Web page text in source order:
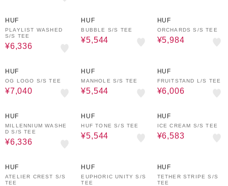
HUF
PLAYLIST WASHED
S/S TEE
¥6,336
HUF
BUBBLE S/S TEE
¥5,544
HUF
ORCHARDS S/S TEE
¥5,984
HUF
OG LOGO S/S TEE
¥7,040
HUF
MANHOLE S/S TEE
¥5,544
HUF
FRUITSTAND L/S TEE
¥6,006
HUF
MILLENNIUM WASHE
D S/S TEE
¥6,336
HUF
HUF TONE S/S TEE
¥5,544
HUF
ICE CREAM S/S TEE
¥6,583
HUF
ATELIER CREST S/S
TEE
HUF
EUPHORIC UNITY S/S
TEE
HUF
TETHER STRIPE S/S
TEE